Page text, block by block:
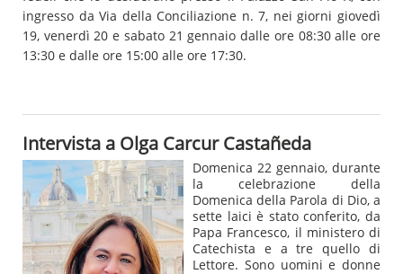
ingresso da Via della Conciliazione n. 7, nei giorni giovedì
19, venerdì 20 e sabato 21 gennaio dalle ore 08:30 alle ore
13:30 e dalle ore 15:00 alle ore 17:30.
Intervista a Olga Carcur Castañeda
Domenica 22 gennaio, durante
la celebrazione della
Domenica della Parola di Dio, a
sette laici è stato conferito, da
Papa Francesco, il ministero di
Catechista e a tre quello di
Lettore. Sono uomini e donne